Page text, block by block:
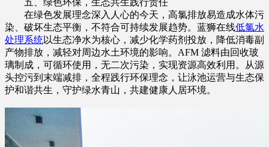
在绿色发展理念深入人心的今天，高氯排放易造成水体污
染、破坏生态平衡，不符合可持续发展趋势。蓝狮在线低氯水
处理系统以生态净水为核心，减少化学药剂投放，降低消毒副
产物排放，减轻对周边水土环境的影响。AFM 滤料由回收玻
璃制成，可循环使用，无二次污染，实现资源高效利用。从源
头控污到末端减排，全程践行环保理念，让泳池运营与生态保
护和谐共生，守护绿水青山，共建健康人居环境。